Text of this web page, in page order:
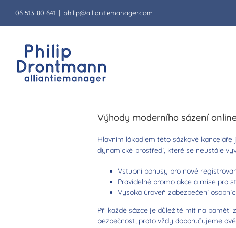
inhoud
06 513 80 641 | philip@alliantiemanager.com
Jak začít sázet a bavit se u
Sázková kancelář Betano se stala v
Výhody moderního sázení
Hlavním lákadlem této sázkové
dynamické prostředí, které se neustále
Vstupní bonusy pro nové
Pravidelné promo akce a mise pro
Vysoká úroveň zabezpečení
Při každé sázce je důležité mít na paměti
bezpečnost, proto vždy doporučujeme